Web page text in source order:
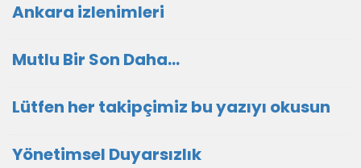
Ankara izlenimleri
Mutlu Bir Son Daha…
Lütfen her takipçimiz bu yazıyı okusun
Yönetimsel Duyarsızlık